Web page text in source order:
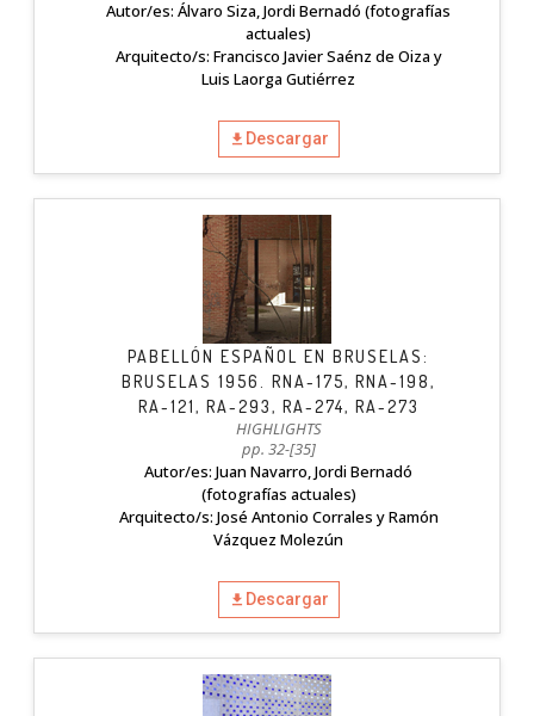
Autor/es: Álvaro Siza, Jordi Bernadó (fotografías
actuales)
Arquitecto/s: Francisco Javier Saénz de Oiza y
Luis Laorga Gutiérrez
Descargar
PABELLÓN ESPAÑOL EN BRUSELAS:
BRUSELAS 1956. RNA-175, RNA-198,
RA-121, RA-293, RA-274, RA-273
HIGHLIGHTS
pp. 32-[35]
Autor/es: Juan Navarro, Jordi Bernadó
(fotografías actuales)
Arquitecto/s: José Antonio Corrales y Ramón
Vázquez Molezún
Descargar